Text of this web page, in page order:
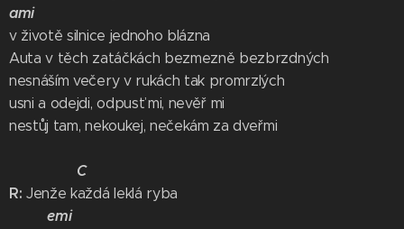
ami
v životě silnice jednoho blázna
Auta v těch zatáčkách bezmezně bezbrzdných
nesnáším večery v rukách tak promrzlých
usni a odejdi, odpusť mi, nevěř mi
nestůj tam, nekoukej, nečekám za dveřmi
C
R:Jenže každá leklá ryba
emi